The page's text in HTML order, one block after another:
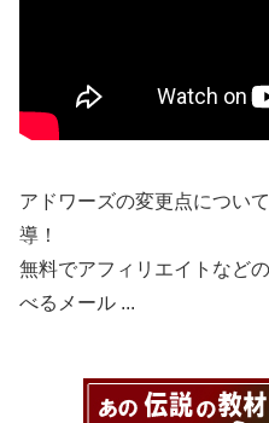
アドワーズの変更点につい
導！
無料でアフィリエイトなど
べるメール ...